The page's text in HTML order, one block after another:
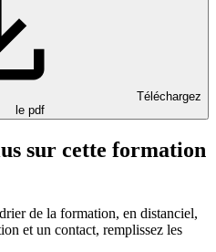
Téléchargez
le pdf
sur cette formation
de la formation, en distanciel,
et un contact, remplissez les